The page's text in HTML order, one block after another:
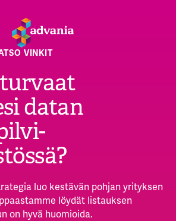
VINKIT
datan
luo kestävän pohjan yrityksen
löydät listauksen
on hyvä huomioida.